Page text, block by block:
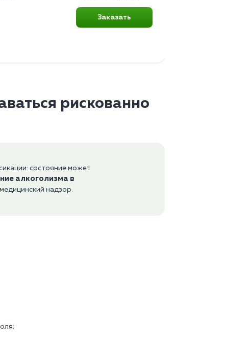
Заказать
рискованно
состояние может
алкоголизма в
надзор.